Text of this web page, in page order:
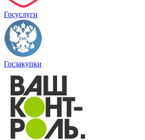
Госуслуги
Госзакупки